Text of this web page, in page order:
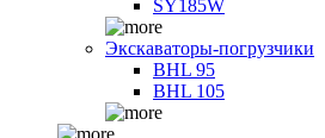
SY185W
Экскаваторы-погрузчики
BHL 95
BHL 105